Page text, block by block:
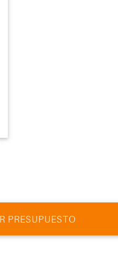
PRESUPUESTO